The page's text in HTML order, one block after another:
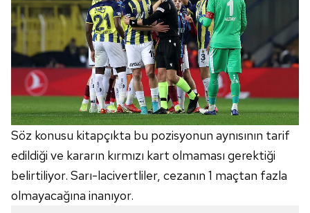
verileriniz işlenmekte olup gerekli olan çerezler bilgi
toplumu hizmetlerinin sunulması amacıyla
kullanılmaktadır. Diğer çerezler, sitemizin daha işlevsel
kılınması ve kişiselleştirilmesi ve sizlere yönelik
reklam/pazarlama faaliyetlerinin yapılması, amaçlarıyla
sınırlı olarak açık rızanız dahilinde kullanılacaktır.
Çerezlere ilişkin tercihlerinizi aşağıda yer alan panel
vasıtasıyla belirleyebilirsiniz. Çerezlere ilişkin detaylı bilgi
için Ayarlar butonuna tıklayabilir, Çerez Bilgilendirme
Metnimiziziyaret edebilirsiniz.
6698 sayılı Kişisel Verilerin Korunması Kanunu uyarınca
Söz konusu kitapçıkta bu pozisyonun aynısının tarif
edildiği ve kararın kırmızı kart olmaması gerektiği
belirtiliyor. Sarı-lacivertliler, cezanın 1 maçtan fazla
olmayacağına inanıyor.